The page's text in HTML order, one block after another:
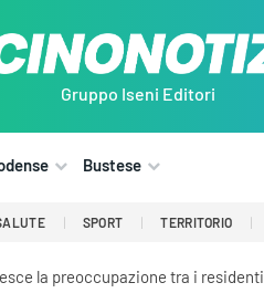
Gruppo Iseni Editori
Bustese
SPORT TERRITORIO
la preoccupazione tra i residenti